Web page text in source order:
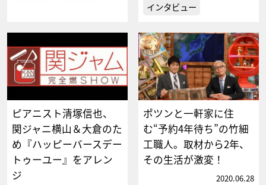
インタビュー
ピアニスト清塚信也、
関ジャニ横山＆大倉のた
め『ハッピーバースデー
トゥーユー』をアレン
ジ
ポツンと一軒家に住
む“予約4年待ち”の竹細
工職人。取材から2年、
その生活が激変！
2020.06.28